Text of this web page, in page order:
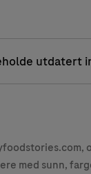
utdatert
med sunn,